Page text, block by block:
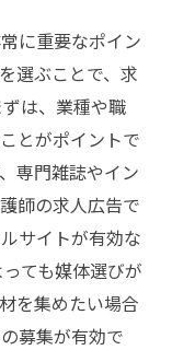
に重要なポイン
選ぶことで、求
は、業種や職
とがポイントで
専門雑誌やイン
師の求人広告で
サイトが有効な
ても媒体選びが
を集めたい場合
募集が有効で